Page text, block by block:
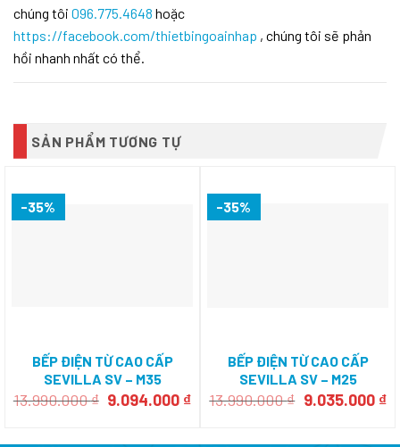
chúng tôi 096.775.4648 hoặc
https://facebook.com/thietbingoainhap , chúng tôi sẽ phản
hồi nhanh nhất có thể.
SẢN PHẨM TƯƠNG TỰ
-35%
BẾP ĐIỆN TỪ CAO CẤP
SEVILLA SV – M35
13.990.000₫ Giá
9.094.000 ₫Giá
-35%
BẾP ĐIỆN TỪ CAO CẤP
SEVILLA SV – M25
13.990.000₫ Giá
9.035.000 ₫